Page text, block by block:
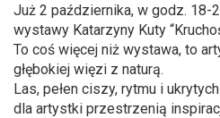
cached
Zresetuj
Już 2 października, w godz. 18-
wystawy Katarzyny Kuty
To coś więcej niż wystawa, to
głębokiej więzi z naturą.
Las, pełen ciszy, rytmu i
dla artystki przestrzenią